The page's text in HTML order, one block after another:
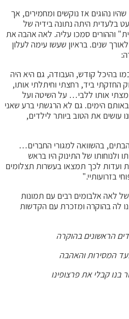
נהוגים אז נוקשים ומחמירים, אך
בלעדית היתה נתונה בידיה של
וההורים סמכו עליה. לאה אהבה את
שנים. בראיון שעשו עימה לעלון
בהיכל קודש, העבודה, גם היא היה
החזקתי ביד, רחצתי וחיתלתי אותו,
אותו ללבי… על השיטה ועל
הימים. גם לא הרגשתי ברע שאני
עושים את הטוב ביותר לילדים,
בהשוואה למגורי החברים…
ולנוחותו של התינוק היו בראש
ועדות לכך תמצאו בעשרות תצלומים
בזרועותיי."
לאה אלבומים רבים עם תמונות
לה בהוקרה ומזכרת עם הקדשות
הראשונים בהוקרה
המסירות והאהבה
קבלי את פרצופינו